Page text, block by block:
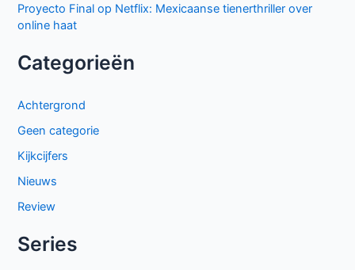
Proyecto Final op Netflix: Mexicaanse tienerthriller over
online haat
Categorieën
Achtergrond
Geen categorie
Kijkcijfers
Nieuws
Review
Series